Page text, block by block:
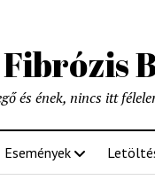
és ének, nincs itt
Események